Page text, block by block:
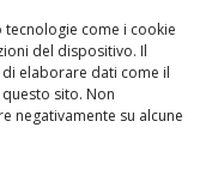
come i cookie
del dispositivo. Il
elaborare dati come il
sito. Non
negativamente su alcune
un classe